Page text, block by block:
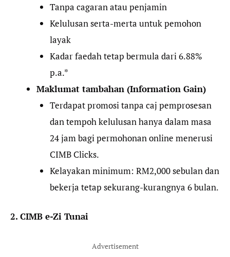
Tanpa cagaran atau penjamin
Kelulusan serta-merta untuk pemohon
layak
Kadar faedah tetap bermula dari 6.88%
p.a.*
Maklumat tambahan (Information Gain)
Terdapat promosi tanpa caj pemprosesan
dan tempoh kelulusan hanya dalam masa
24 jam bagi permohonan online menerusi
CIMB Clicks.
Kelayakan minimum: RM2,000 sebulan dan
bekerja tetap sekurang-kurangnya 6 bulan.
2. CIMB e-Zi Tunai
Advertisement